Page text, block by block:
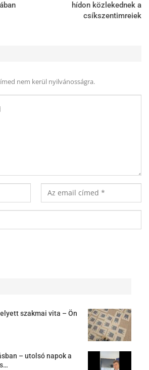
hídon közlekednek a
csíkszentimreiek
nem kerül nyilvánosságra.
szakmai vita – Ön
– utolsó napok a